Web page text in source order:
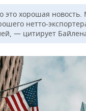
СПОРТА
это хорошая
нетто-
— цитирует